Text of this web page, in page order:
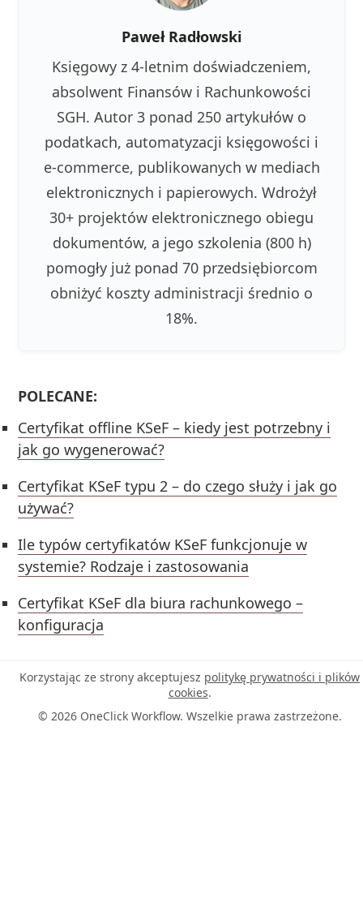
Paweł Radłowski
Księgowy z 4-letnim doświadczeniem,
absolwent Finansów i Rachunkowości
SGH. Autor 3 ponad 250 artykułów o
podatkach, automatyzacji księgowości i
e-commerce, publikowanych w mediach
elektronicznych i papierowych. Wdrożył
30+ projektów elektronicznego obiegu
dokumentów, a jego szkolenia (800 h)
pomogły już ponad 70 przedsiębiorcom
obniżyć koszty administracji średnio o
18%.
POLECANE:
Certyfikat offline KSeF – kiedy jest potrzebny i
jak go wygenerować?
Certyfikat KSeF typu 2 – do czego służy i jak go
używać?
Ile typów certyfikatów KSeF funkcjonuje w
systemie? Rodzaje i zastosowania
Certyfikat KSeF dla biura rachunkowego –
konfiguracja
Korzystając ze strony akceptujesz politykę prywatności i plików
cookies.
© 2026 OneClick Workflow. Wszelkie prawa zastrzeżone.